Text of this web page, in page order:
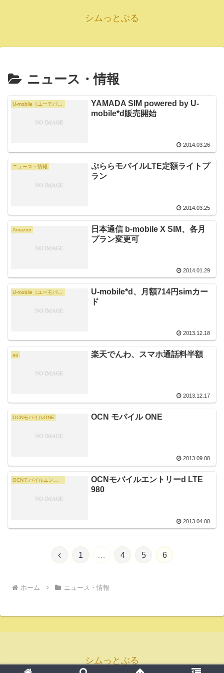
シムっとぶる
ニュース・情報
U-mobile（ユーモバイル）
YAMADA SIM powered by U-
mobile*d販売開始
2014.03.26
ニュース・情報
ぷららモバイルLTE定額ライトプ
ラン
2014.03.25
Amazon
日本通信 b-mobile X SIM、各月
プラン変更可
2014.01.29
U-mobile*d、月額714円simカー
ド
2013.12.18
au 楽天でんわ、スマホ通話料半額
2013.12.17
OCNモバイルONE OCN モバイル ONE
2013.09.08
OCNモバイルエントリーd LTE 980
OCNモバイルエントリーd LTE
980
2013.04.08
前
1 … 4 5 6
ホーム ニュース・情報
シムっとぶる